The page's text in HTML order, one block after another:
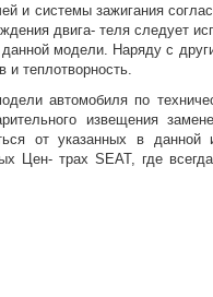
и системы зажигания
двига- теля следует
модели. Наряду с
и теплотворность.
автомобиля по
извещения
от указанных в данной
Цен- трах SEAT, где